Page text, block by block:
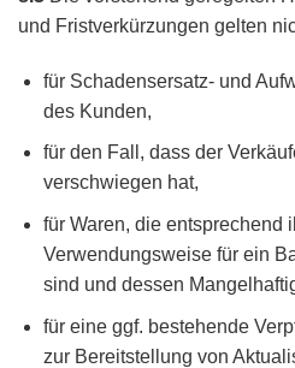
und Fristverkürzungen gelten
für Schadensersatz- und
des Kunden,
für den Fall, dass der
verschwiegen hat,
für Waren, die entsprechend
Verwendungsweise für ein
sind und dessen
für eine ggf. bestehende
zur Bereitstellung von